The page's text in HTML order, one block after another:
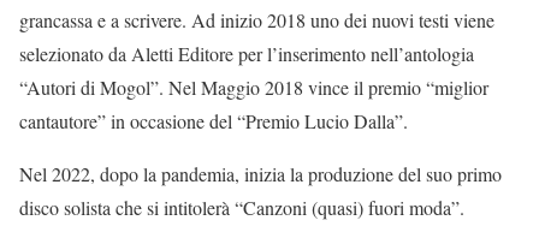
grancassa e a scrivere. Ad inizio 2018 uno dei nuovi testi viene
selezionato da Aletti Editore per l’inserimento nell’antologia
“Autori di Mogol”. Nel Maggio 2018 vince il premio “miglior
cantautore” in occasione del “Premio Lucio Dalla”.
Nel 2022, dopo la pandemia, inizia la produzione del suo primo
disco solista che si intitolerà “Canzoni (quasi) fuori moda”.